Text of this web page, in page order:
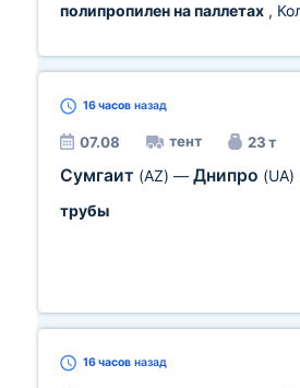
полипропилен на паллетах ,
16 часов назад
07.08 тент 23 т
Сумгаит (AZ) — Днипро (UA)
трубы
16 часов назад